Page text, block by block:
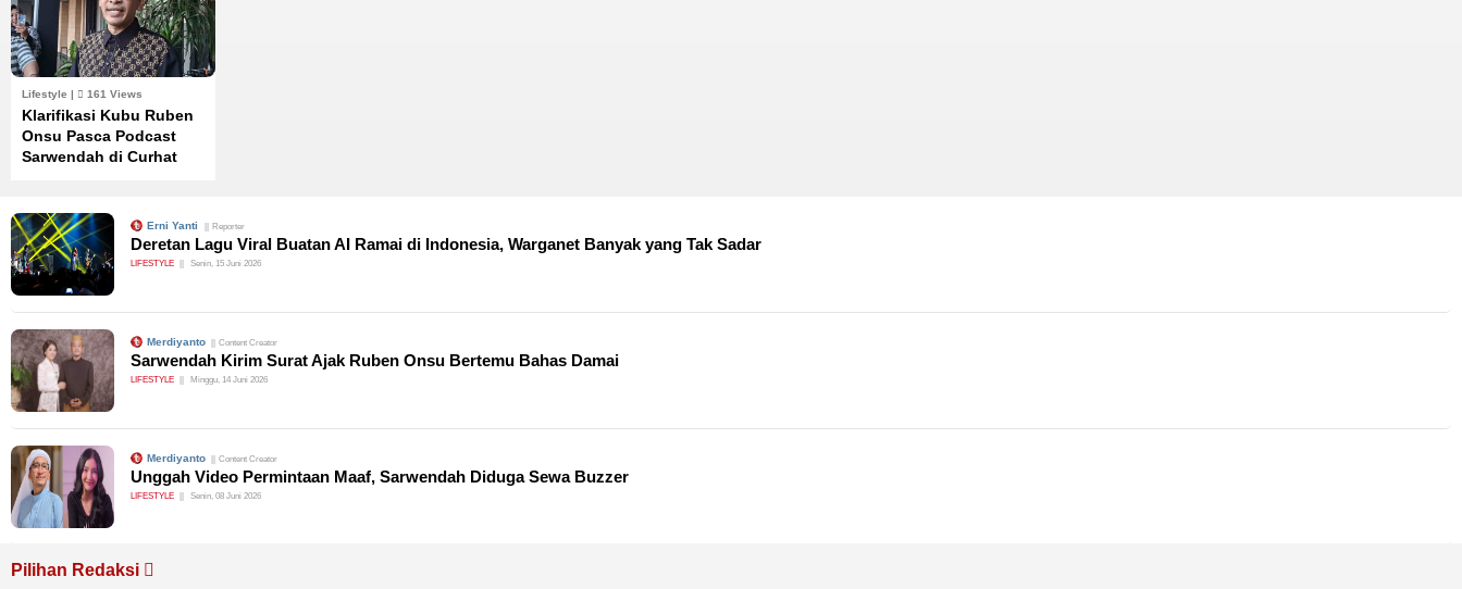
Lifestyle | 161 Views
Klarifikasi Kubu Ruben
Onsu Pasca Podcast
Sarwendah di Curhat
Erni Yanti Reporter
Deretan Lagu Viral Buatan AI Ramai di Indonesia, Warganet Banyak yang Tak Sadar
LIFESTYLE Senin, 15 Juni 2026
Merdiyanto Content Creator
Sarwendah Kirim Surat Ajak Ruben Onsu Bertemu Bahas Damai
LIFESTYLE Minggu, 14 Juni 2026
Merdiyanto Content Creator
Unggah Video Permintaan Maaf, Sarwendah Diduga Sewa Buzzer
LIFESTYLE Senin, 08 Juni 2026
Pilihan Redaksi